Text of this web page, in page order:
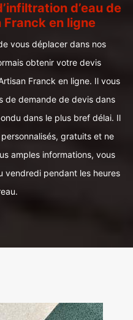
d’eau de
en ligne
vous déplacer dans nos
obtenir votre devis
Franck en ligne. Il vous
de demande de devis dans
dans le plus bref délai. Il
gratuits et ne
amples informations, vous
vendredi pendant les heures